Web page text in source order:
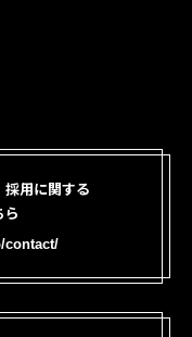
採用に関する
ら
contact/